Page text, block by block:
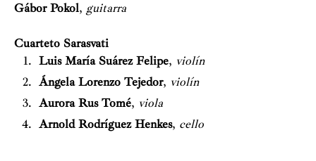
Gábor Pokol, guitarra
Cuarteto Sarasvati
Luis María Suárez Felipe, violín
Ángela Lorenzo Tejedor, violín
Aurora Rus Tomé, viola
Arnold Rodríguez Henkes, cello